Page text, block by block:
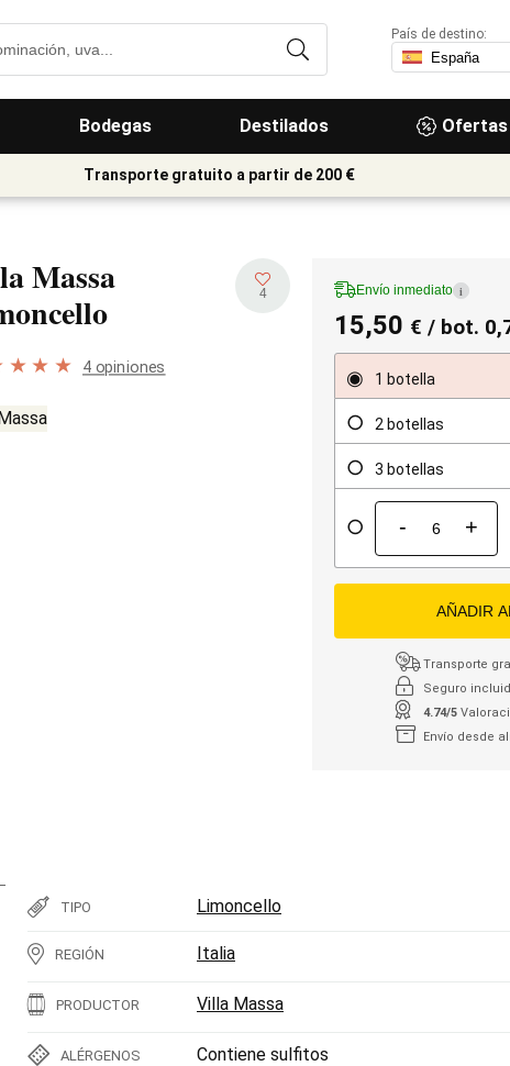
Bodegas Destilados Ofertas
País de destino:
Transporte gratuito a partir de 200 €
Massa
4
4 opiniones
Envío inmediato i
15,50 € / bot.
1 botella
2 botellas
3 botellas
- +
AÑADIR
Transporte
Seguro
4.74/5
Envío desde
TIPO Limoncello
REGIÓN Italia
PRODUCTOR Villa Massa
ALÉRGENOS Contiene sulfitos